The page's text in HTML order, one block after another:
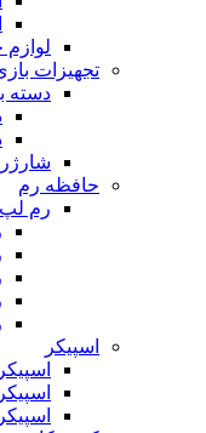
تجهیزات
دسته
حافظه رم
رم
اسپیکر